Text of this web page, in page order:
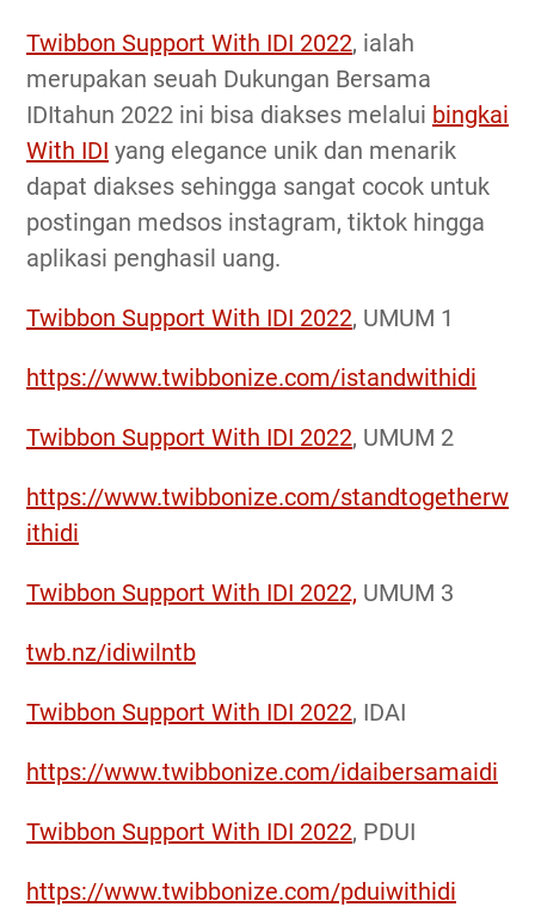
Twibbon Support With IDI 2022, ialah
merupakan seuah Dukungan Bersama
IDItahun 2022 ini bisa diakses melalui bingkai
With IDI yang elegance unik dan menarik
dapat diakses sehingga sangat cocok untuk
postingan medsos instagram, tiktok hingga
aplikasi penghasil uang.
Twibbon Support With IDI 2022, UMUM 1
https://www.twibbonize.com/istandwithidi
Twibbon Support With IDI 2022, UMUM 2
https://www.twibbonize.com/standtogetherw
ithidi
Twibbon Support With IDI 2022, UMUM 3
twb.nz/idiwilntb
Twibbon Support With IDI 2022, IDAI
https://www.twibbonize.com/idaibersamaidi
Twibbon Support With IDI 2022, PDUI
https://www.twibbonize.com/pduiwithidi